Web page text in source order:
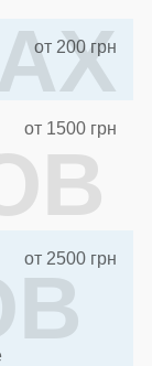
от 200 грн
от 1500 грн
от 2500 грн